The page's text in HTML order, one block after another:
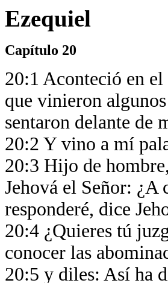
Ezequiel
Capítulo 20
20:1 Aconteció en
que vinieron
sentaron delante de
20:2 Y vino a mí
20:3 Hijo de
Jehová el Señor: ¿A
responderé, dice
20:4 ¿Quieres tú
conocer las
20:5 y diles: Así ha